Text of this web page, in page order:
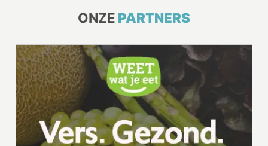
ONZE PARTNERS